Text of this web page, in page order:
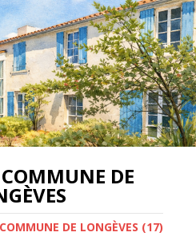
DE
DE LONGÈVES (17)